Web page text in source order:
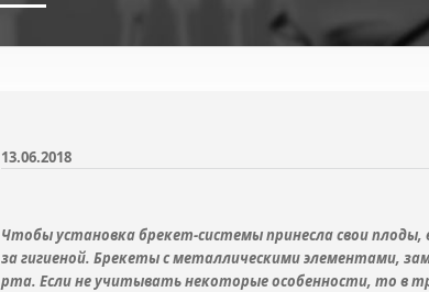
13.06.2018
Чтобы установка брекет-системы принесла свои
за гигиеной. Брекеты с металлическими элементами,
рта. Если не учитывать некоторые особенности, то в